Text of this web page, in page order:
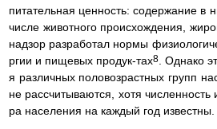
питательная ценность: содержание в
числе животного происхождения,
надзор разработал нормы
ргии и пищевых продук-тах8
. Однако
я различных половозрастных групп
не рассчитываются, хотя численность
ра населения на каждый год известны.